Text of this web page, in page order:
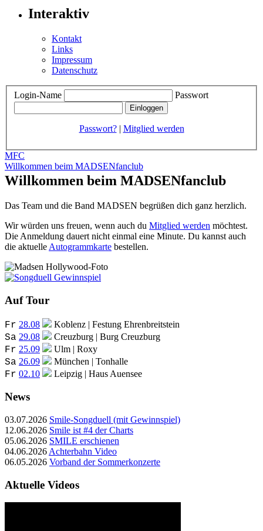
Interaktiv
Kontakt
Links
Impressum
Datenschutz
Login-Name Passwort
Passwort?| Mitglied werden
MFC
Willkommen beim MADSENfanclub
Willkommen beim MADSENfanclub
Das Team und die Band MADSEN begrüßen dich ganz herzlich.
Wir würden uns freuen, wenn auch du Mitglied werden möchtest.
Die Anmeldung dauert nicht einmal eine Minute. Du kannst auch
die aktuelle Autogrammkarte bestellen.
Auf Tour
Fr 28.08 Koblenz | Festung Ehrenbreitstein
Sa 29.08 Creuzburg | Burg Creuzburg
Fr 25.09 Ulm | Roxy
Sa 26.09 München | Tonhalle
Fr 02.10 Leipzig | Haus Auensee
News
03.07.2026 Smile-Songduell (mit Gewinnspiel)
12.06.2026 Smile ist #4 der Charts
05.06.2026 SMILE erschienen
04.06.2026 Achterbahn Video
06.05.2026 Vorband der Sommerkonzerte
Aktuelle Videos